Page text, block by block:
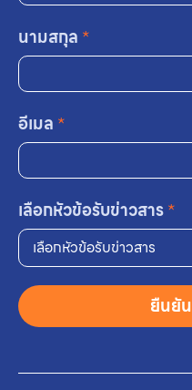
นามสกุล *
อีเมล *
เลือกหัวข้อรับข่าวสาร*
เลือกหัวข้อรับข่าวสาร
ยืนยั